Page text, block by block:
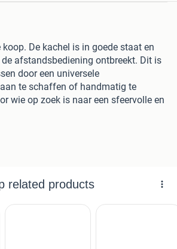
De kachel is in goede staat en
afstandsbediening ontbreekt. Dit is
door een universele
te schaffen of handmatig te
wie op zoek is naar een sfeervolle en